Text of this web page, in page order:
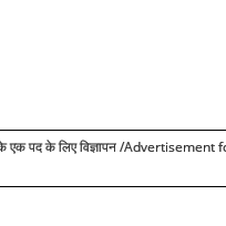
एक पद के लिए विज्ञापन /